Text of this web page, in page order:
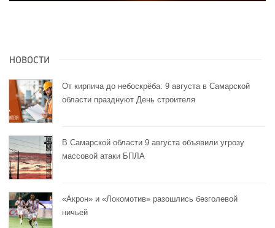
НОВОСТИ
От кирпича до небоскрёба: 9 августа в Самарской
области празднуют День строителя
В Самарской области 9 августа объявили угрозу
массовой атаки БПЛА
«Акрон» и «Локомотив» разошлись безголевой
ничьей